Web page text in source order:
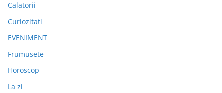
Calatorii
Curiozitati
EVENIMENT
Frumusete
Horoscop
La zi